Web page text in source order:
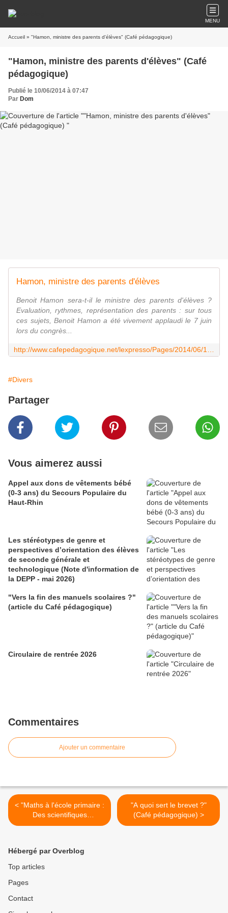
MENU
Accueil » "Hamon, ministre des parents d'élèves" (Café pédagogique)
"Hamon, ministre des parents d'élèves" (Café
pédagogique)
Publié le 10/06/2014 à 07:47
Par Dom
Hamon, ministre des parents d'élèves
Benoit Hamon sera-t-il le ministre des parents d'élèves ?
Evaluation, rythmes, représentation des parents : sur tous
ces sujets, Benoit Hamon a été vivement applaudi le 7 juin
lors du congrès...
#Divers
Partager
Vous aimerez aussi
Appel aux dons de vêtements bébé
(0-3 ans) du Secours Populaire du
Haut-Rhin
Les stéréotypes de genre et
perspectives d’orientation des élèves
de seconde générale et
technologique (Note d'information de
la DEPP - mai 2026)
"Vers la fin des manuels scolaires ?"
(article du Café pédagogique)
Circulaire de rentrée 2026
Commentaires
Ajouter un commentaire
< "Maths à l'école primaire :
Des scientifiques
réagissent" (Café
"A quoi sert le brevet ?"
(Café pédagogique) >
Hébergé par Overblog
Top articles
Pages
Contact